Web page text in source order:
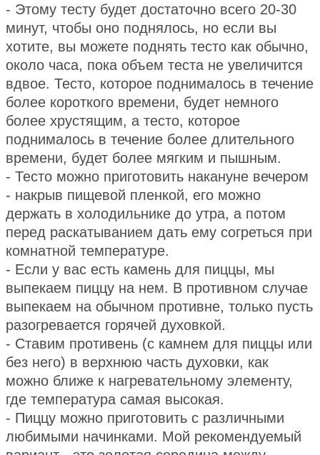
- Этому тесту будет достаточно всего 20-30
минут, чтобы оно поднялось, но если вы
хотите, вы можете поднять тесто как обычно,
около часа, пока объем теста не увеличится
вдвое. Тесто, которое поднималось в течение
более короткого времени, будет немного
более хрустящим, а тесто, которое
поднималось в течение более длительного
времени, будет более мягким и пышным.
- Тесто можно приготовить накануне вечером
- накрыв пищевой пленкой, его можно
держать в холодильнике до утра, а потом
перед раскатыванием дать ему согреться при
комнатной температуре.
- Если у вас есть камень для пиццы, мы
выпекаем пиццу на нем. В противном случае
выпекаем на обычном противне, только пусть
разогревается горячей духовкой.
- Ставим противень (с камнем для пиццы или
без него) в верхнюю часть духовки, как
можно ближе к нагревательному элементу,
где температура самая высокая.
- Пиццу можно приготовить с различными
любимыми начинками. Мой рекомендуемый